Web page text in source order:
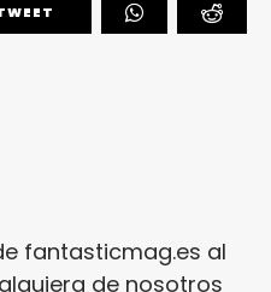
fantasticmag.es al
de nosotros